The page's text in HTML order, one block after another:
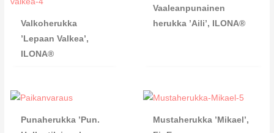
Valkoherukka
’Lepaan Valkea’,
ILONA®
Vaaleanpunainen
herukka ’Aili’, ILONA®
Punaherukka ’Pun.
Mustaherukka ’Mikael’,